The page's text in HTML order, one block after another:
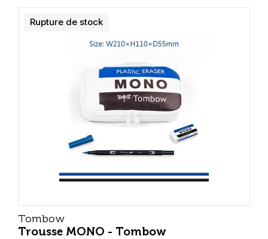
Tombow
Trousse MONO - Tombow
Rupture de stock